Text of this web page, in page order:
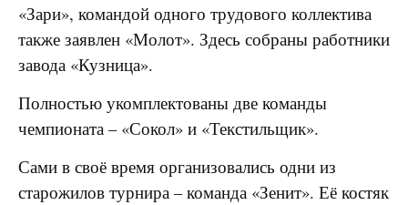
«Зари», командой одного трудового коллектива
также заявлен «Молот». Здесь собраны работники
завода «Кузница».
Полностью укомплектованы две команды
чемпионата – «Сокол» и «Текстильщик».
Сами в своё время организовались одни из
старожилов турнира – команда «Зенит». Её костяк